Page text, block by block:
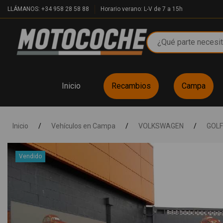
LLÁMANOS: +34 958 28 58 88 Horario verano: L-V de 7 a 15h
Inicio Recambios Campa
Inicio / Vehículos en Campa / VOLKSWAGEN /
Vendido